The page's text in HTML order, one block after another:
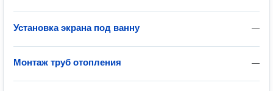
—
Установка экрана под ванну
—
Монтаж труб отопления